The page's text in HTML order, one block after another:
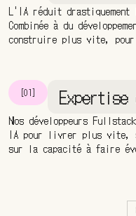
L'IA réduit drastiquement
Combinée à du
construire plus vite, pour
[01] Expertise
Nos développeurs
IA pour livrer plus vite,
sur la capacité à faire